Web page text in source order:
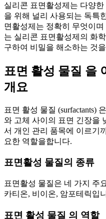
실리콘 표면활성제는 다양
을 위해 널리 사용되는 독특
면활성제는 정확히 무엇이
는 실리콘 표면활성제의 화
구하여 비밀을 해소하는 것
표면 활성 물질 을
개요
표면 활성 물질 (surfactants)
와 고체 사이의 표면 긴장을
서 개인 관리 품목에 이르기
요한 역할을합니다.
표면활성 물질의 종류
표면활성 물질은 네 가지 주
카티온, 비이온, 암포테릭입
표면 활성 물질 의 역할